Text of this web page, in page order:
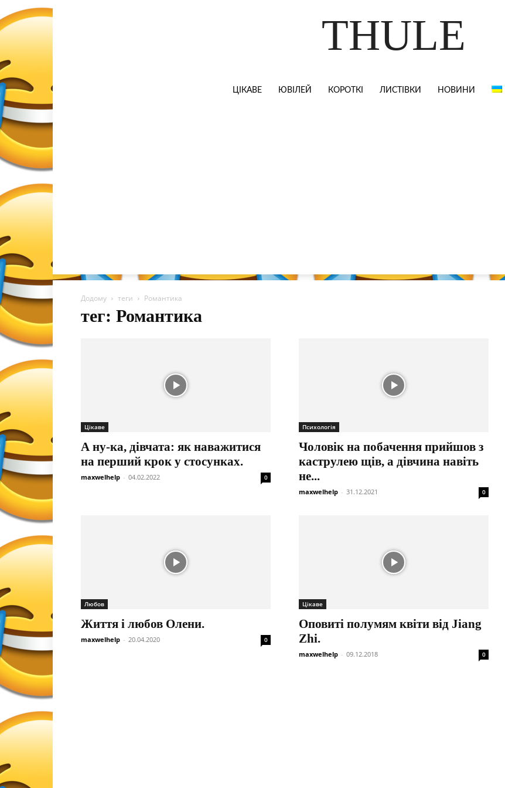
THULE
ЦІКАВЕ ЮВІЛЕЙ КОРОТКІ ЛИСТІВКИ НОВИНИ
Додому теги Романтика
тег: Романтика
Цікаве
А ну-ка, дівчата: як наважитися
на перший крок у стосунках.
maxwelhelp - 04.02.2022 0
Психологія
Чоловік на побачення прийшов з
каструлею щів, а дівчина навіть
не...
maxwelhelp - 31.12.2021 0
Любов
Життя і любов Олени.
maxwelhelp - 20.04.2020 0
Цікаве
Оповиті полумям квіти від Jiang
Zhi.
maxwelhelp - 09.12.2018 0